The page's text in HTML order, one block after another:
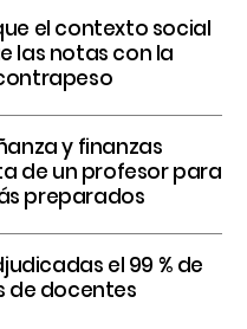
el contexto social
las notas con la
y finanzas
de un profesor para
preparados
el 99 % de
de docentes